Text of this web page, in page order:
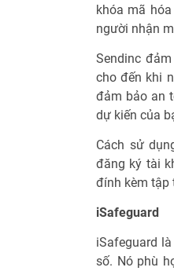
khóa mã
người nhận
Sendinc
cho đến khi
đảm bảo an
dự kiến của
Cách sử
đăng ký tài
đính kèm tập
iSafeguard
iSafeguard
số. Nó phù